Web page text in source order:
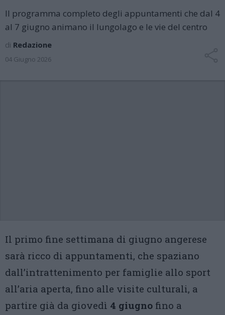
Il programma completo degli appuntamenti che dal 4
al 7 giugno animano il lungolago e le vie del centro
di Redazione
04 Giugno 2026
Il primo fine settimana di giugno angerese
sarà ricco di appuntamenti, che spaziano
dall’intrattenimento per famiglie allo sport
all’aria aperta, fino alle visite culturali, a
partire già da giovedì 4 giugno fino a